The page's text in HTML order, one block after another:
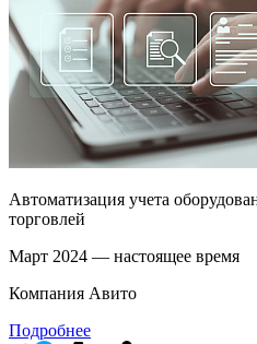
Автоматизация учета
торговлей
Март 2024 — настоящее время
Компания Авито
Подробнее